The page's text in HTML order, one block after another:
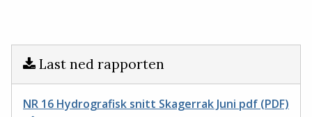
Last ned rapporten
NR 16 Hydrografisk snitt Skagerrak Juni pdf (PDF)